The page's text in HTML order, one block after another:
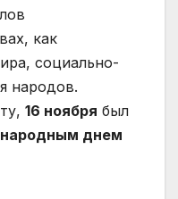
как
социально-
народов.
16 ноября был
днем